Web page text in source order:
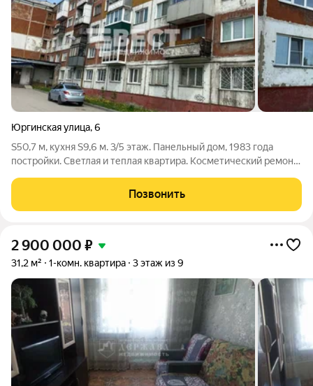
Юргинская улица,6
S50,7 м, кухня S9,6 м. 3/5 этаж. Панельный дом, 1983 года
постройки. Светлая и теплая квартира. Косметический ремонт.
Санузел раздельный. Новая электропроводка. Входная дверь -
Позвонить
2 900 000 ₽
31,2 м² 1-комн. квартира 3 этаж из 9